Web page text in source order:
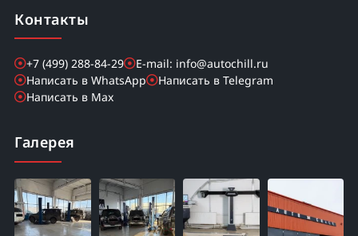
Галерея
Контакты
+7 (499) 288-84-29
E-mail: info@autochill.ru
Написать в WhatsApp
Написать в Telegram
Написать в Max